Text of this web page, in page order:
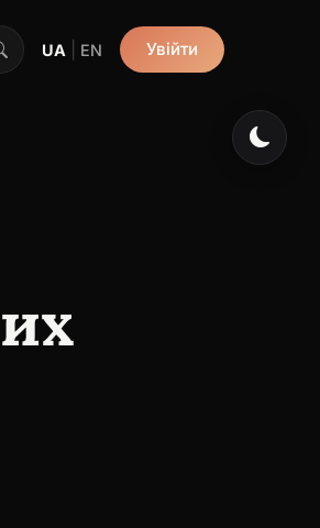
UA EN Увійти